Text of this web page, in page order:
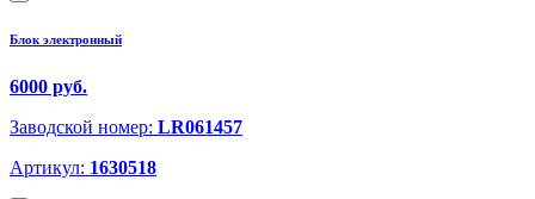
Блок электронный
6000 руб.
Заводской номер: LR061457
Артикул: 1630518